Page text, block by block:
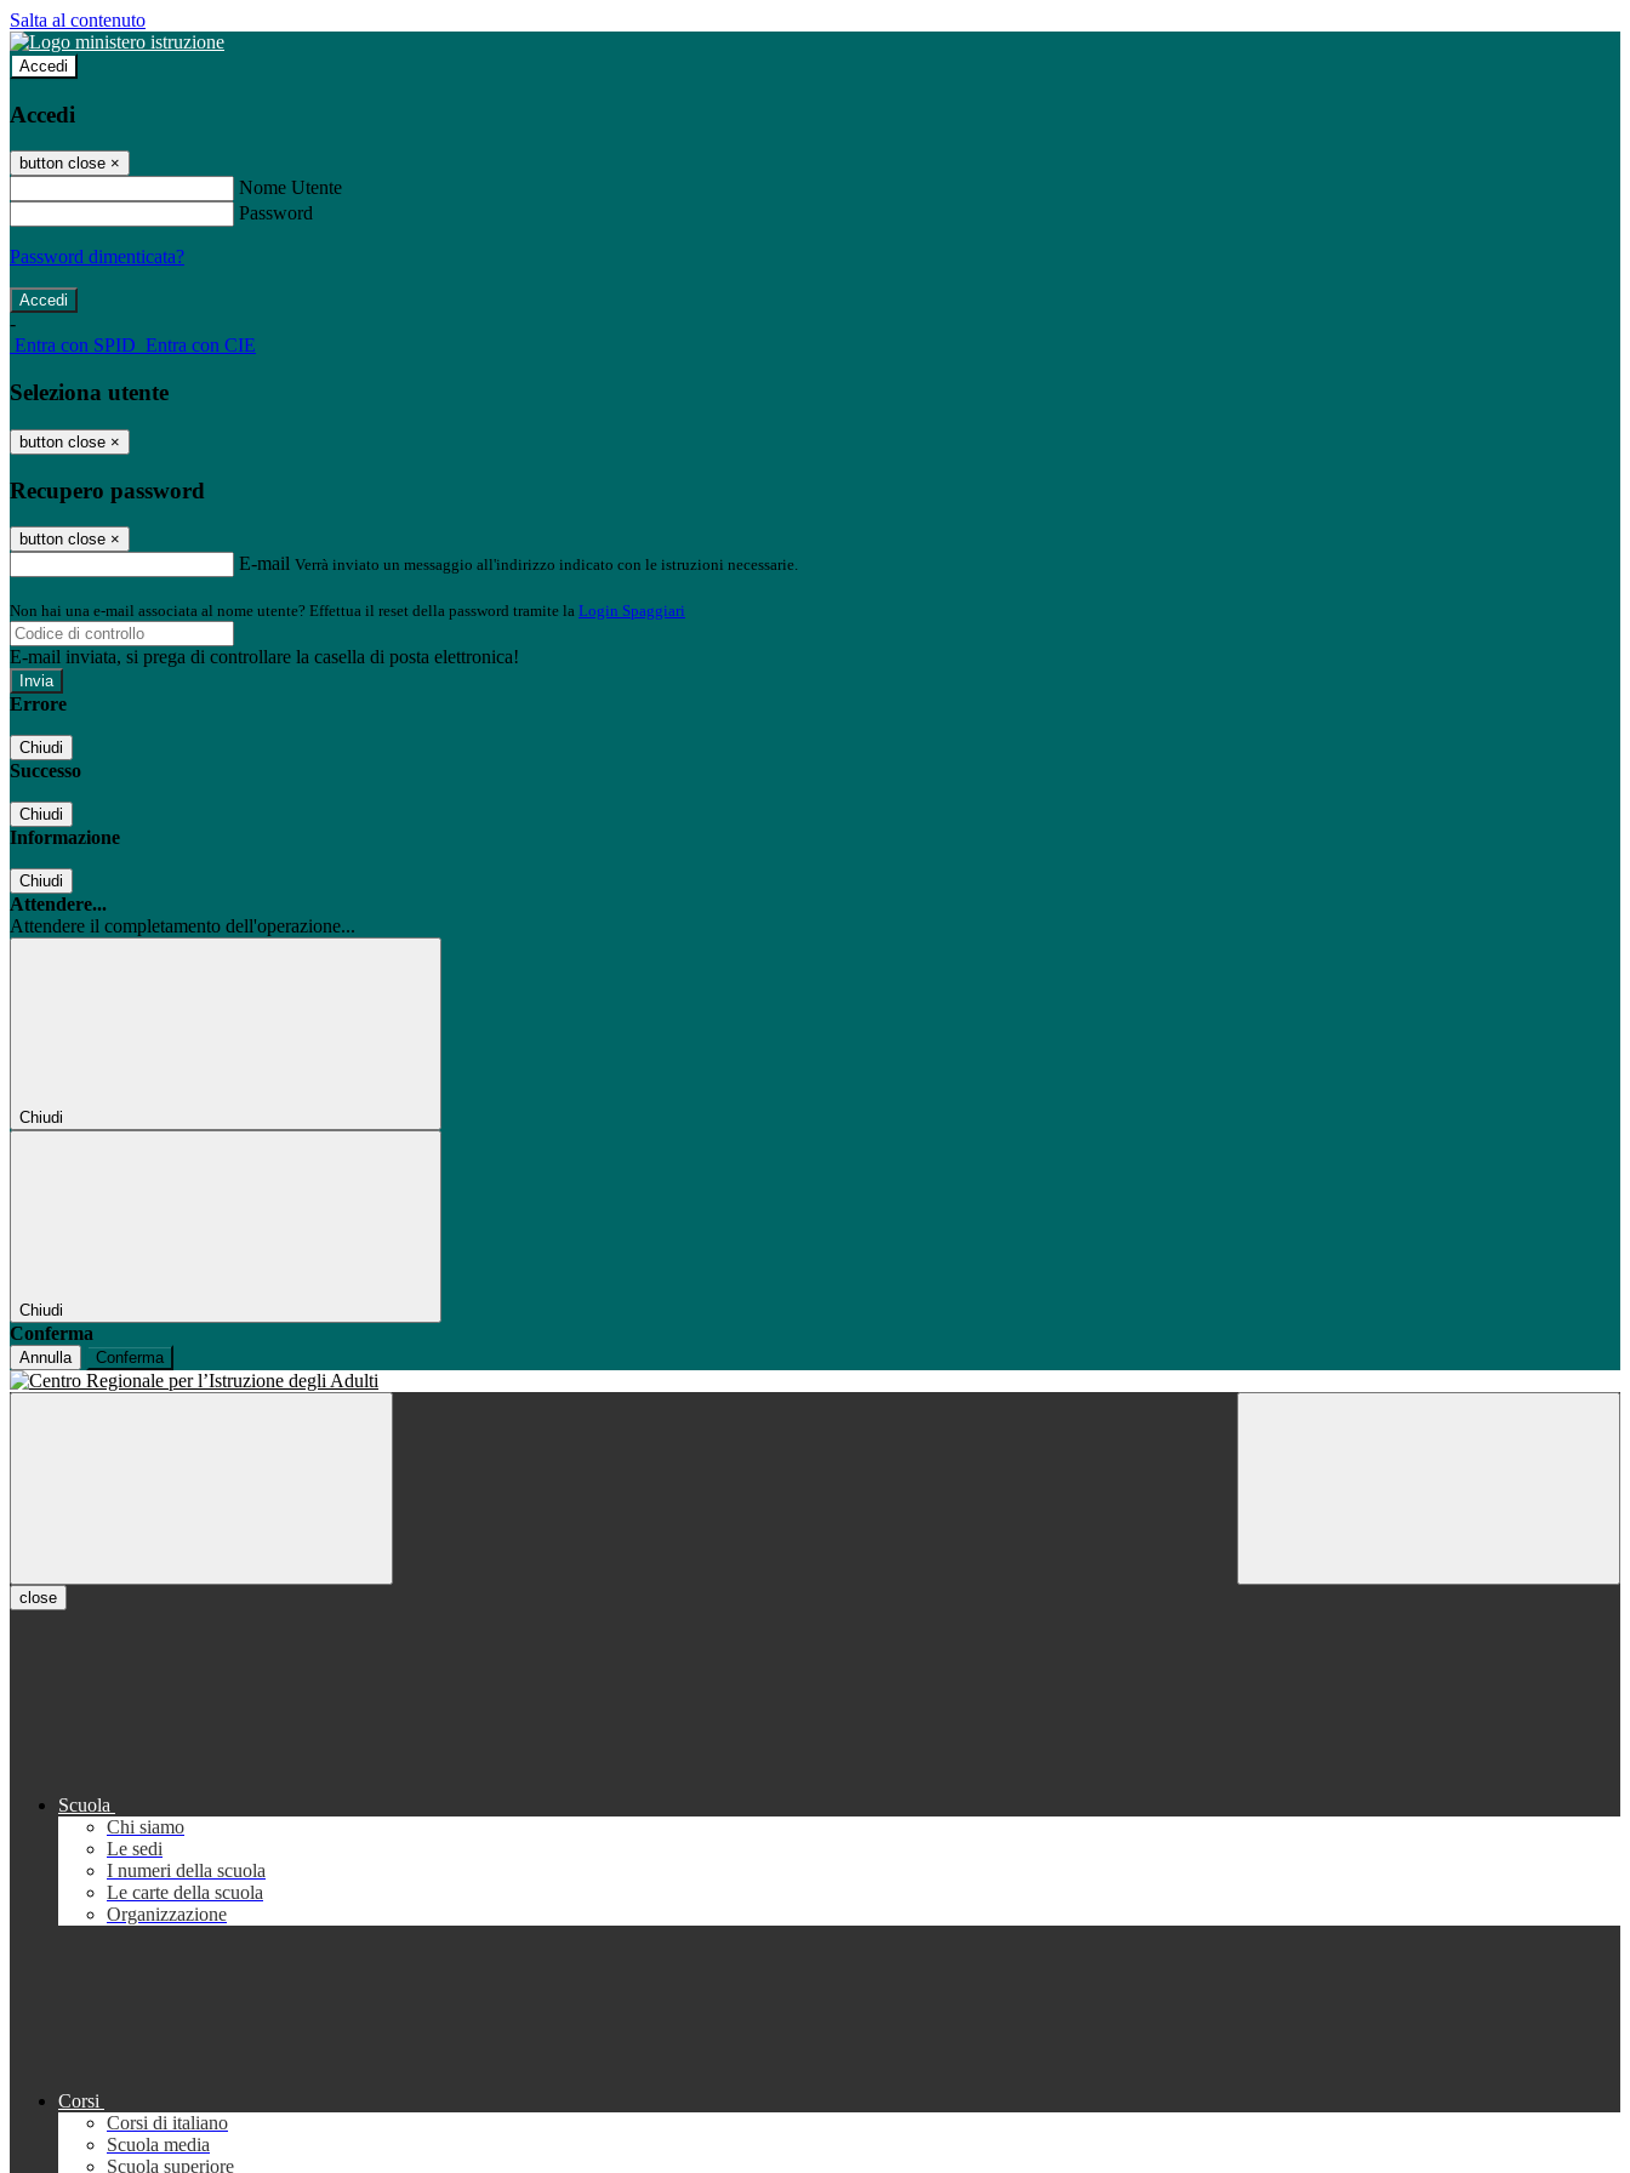
Salta al contenuto
Accedi
Accedi
button close ×
Nome Utente
Password
Password dimenticata?
-
Entra con SPID Entra con CIE
Seleziona utente
button close ×
Recupero password
button close ×
E-mail Verrà inviato un messaggio all'indirizzo indicato con le istruzioni necessarie.
Non hai una e-mail associata al nome utente? Effettua il reset della password tramite la Login Spaggiari
E-mail inviata, si prega di controllare la casella di posta elettronica!
Errore
Chiudi
Successo
Chiudi
Informazione
Chiudi
Attendere...
Attendere il completamento dell'operazione...
Chiudi
Chiudi
Conferma
Annulla Conferma
close
Scuola
Chi siamo
Le sedi
I numeri della scuola
Le carte della scuola
Organizzazione
Corsi
Corsi di italiano
Scuola media
Scuola superiore